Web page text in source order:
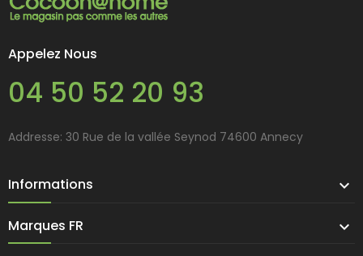
Appelez Nous
04 50 52 20 93
Addresse: 30 Rue de la vallée Seynod 74600 Annecy
Informations 
Marques FR 